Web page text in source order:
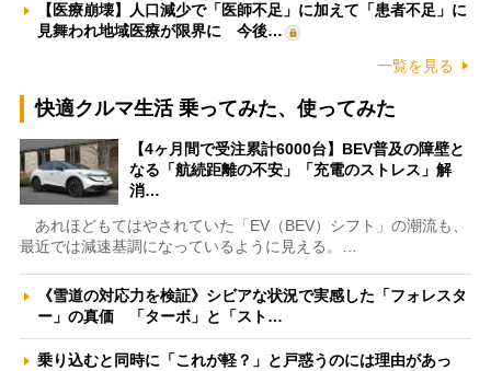
【医療崩壊】人口減少で「医師不足」に加えて「患者不足」に
見舞われ地域医療が限界に 今後…
一覧を見る
快適クルマ生活 乗ってみた、使ってみた
【4ヶ月間で受注累計6000台】BEV普及の障壁と
なる「航続距離の不安」「充電のストレス」解
消…
あれほどもてはやされていた「EV（BEV）シフト」の潮流も、
最近では減速基調になっているように見える。…
《雪道の対応力を検証》シビアな状況で実感した「フォレスタ
ー」の真価 「ターボ」と「スト…
乗り込むと同時に「これが軽？」と戸惑うのには理由があっ